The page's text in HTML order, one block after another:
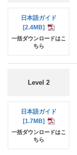
日本語ガイド
[2.4MB]
一括ダウンロードはこ
ちら
Level 2
日本語ガイド
[1.7MB]
一括ダウンロードはこ
ちら